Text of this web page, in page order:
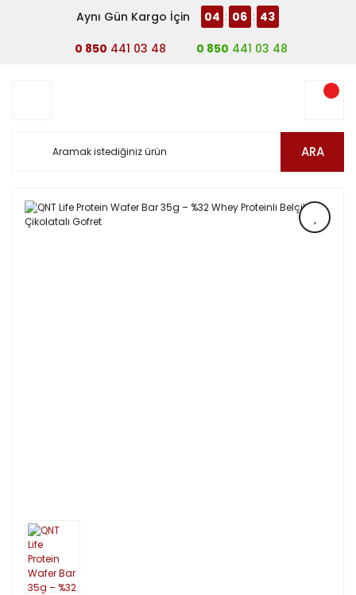
Aynı Gün Kargo İçin 04 : 06 : 43
0 850 441 03 48 0 850 441 03 48
ARA